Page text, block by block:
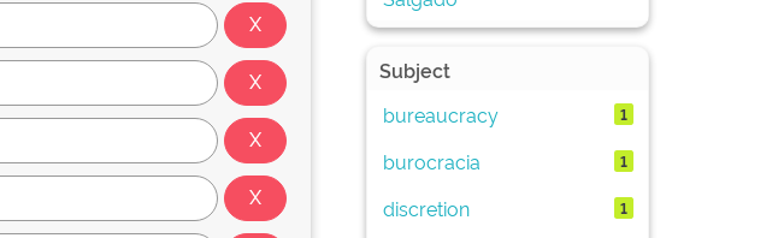
Subject
bureaucracy
1
burocracia 1
discretion 1